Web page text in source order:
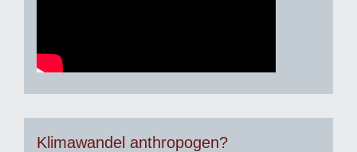
Klimawandel anthropogen?